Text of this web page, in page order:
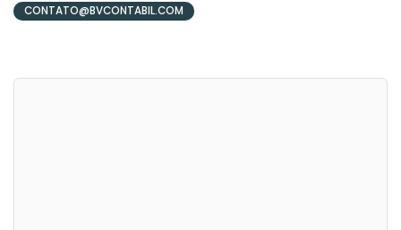
CONTATO@BVCONTABIL.COM